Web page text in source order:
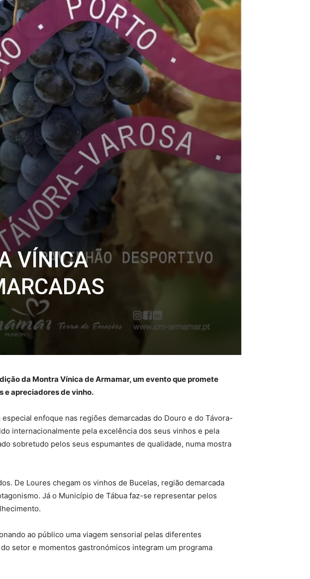
VÍNICA
da Montra Vínica de Armamar, um evento que promete
e apreciadores de vinho.
enfoque nas regiões demarcadas do Douro e do Távora-
internacionalmente pela excelência dos seus vinhos e pela
sobretudo pelos seus espumantes de qualidade, numa mostra
De Loures chegam os vinhos de Bucelas, região demarcada
Já o Município de Tábua faz-se representar pelos
ao público uma viagem sensorial pelas diferentes
setor e momentos gastronómicos integram um programa